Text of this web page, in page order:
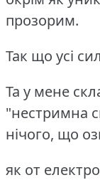
прозорим.
Так що усі
Та у мене
"нестримна
нічого, що
як от